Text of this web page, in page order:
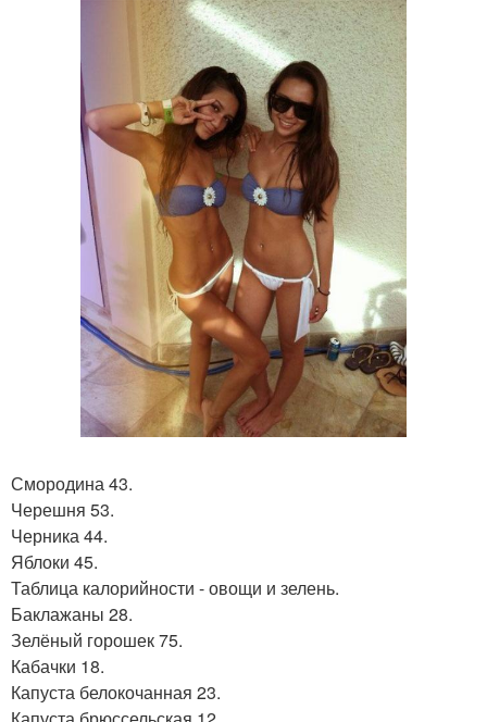
Смородина 43.
Черешня 53.
Черника 44.
Яблоки 45.
Таблица калорийности - овощи и зелень.
Баклажаны 28.
Зелёный горошек 75.
Кабачки 18.
Капуста белокочанная 23.